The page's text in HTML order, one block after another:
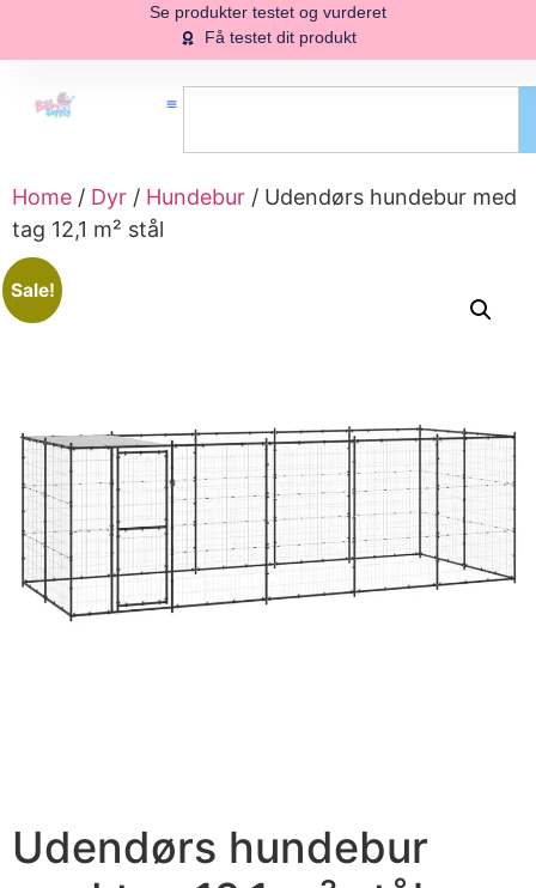
Se produkter testet og vurderet
Få testet dit produkt
Home / Dyr / Hundebur / Udendørs hundebur med
tag 12,1 m² stål
Sale!
Udendørs hundebur